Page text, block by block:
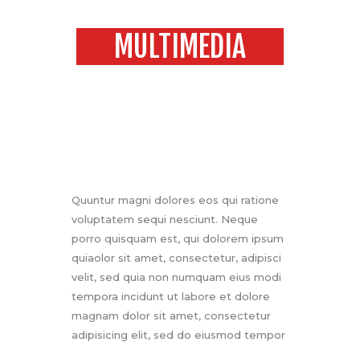
MULTIMEDIA
Quuntur magni dolores eos qui ratione
voluptatem sequi nesciunt. Neque
porro quisquam est, qui dolorem ipsum
quiaolor sit amet, consectetur, adipisci
velit, sed quia non numquam eius modi
tempora incidunt ut labore et dolore
magnam dolor sit amet, consectetur
adipisicing elit, sed do eiusmod tempor